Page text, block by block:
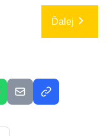
Ďalej